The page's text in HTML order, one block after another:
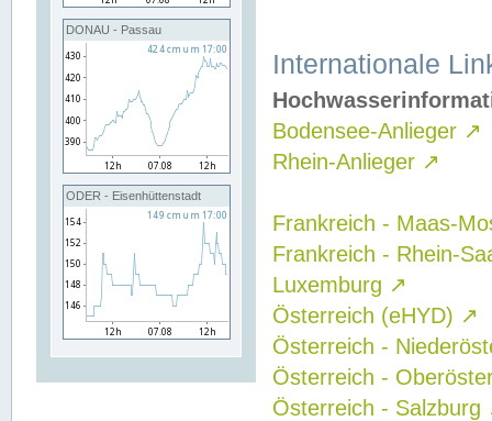
DONAU - Passau
ODER - Eisenhüttenstadt
Internationale
Bodensee-Anlieger ↗
Rhein-Anlieger ↗
Frankreich - Maas-
Frankreich - Rhein-
Luxemburg ↗
Österreich (eHYD) ↗
Österreich -
Österreich -
Österreich - Salzburg